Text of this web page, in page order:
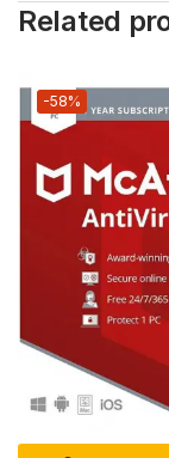
Related
-58%